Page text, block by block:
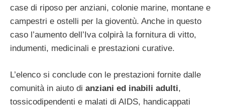
case di riposo per anziani, colonie marine, montane e
campestri e ostelli per la gioventù. Anche in questo
caso l’aumento dell’Iva colpirà la fornitura di vitto,
indumenti, medicinali e prestazioni curative.
L’elenco si conclude con le prestazioni fornite dalle
comunità in aiuto di anziani ed inabili adulti,
tossicodipendenti e malati di AIDS, handicappati